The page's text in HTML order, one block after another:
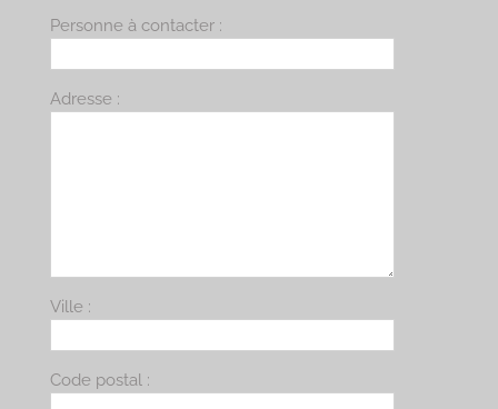
Personne à contacter :
Adresse :
Ville :
Code postal :